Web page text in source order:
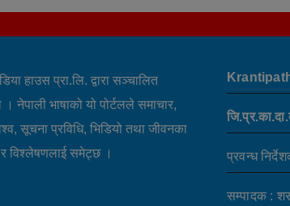
हाउस प्रा.लि. द्वारा सञ्चालित
नेपाली भाषाको यो पोर्टलले समाचार,
सूचना प्रविधि, भिडियो तथा जीवनका
र विश्लेषणलाई समेट्छ ।
प्रवन्ध
सम्पादक :